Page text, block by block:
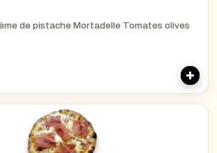
de pistache Mortadelle Tomates olives